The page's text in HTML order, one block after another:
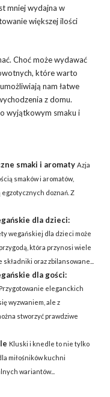
mniej wydajna w
większej ilości
Choć może wydawać
które warto
nam łatwe
z domu.
wyjątkowym smaku i
smaki i aromaty Azja
smaków i aromatów,
doznań. Z
dla dzieci:
wegańskiej dla dzieci może
która przynosi wiele
oraz zbilansowane...
dla gości:
Przygotowanie eleganckich
wyzwaniem, ale z
stworzyć prawdziwe
Kluski i knedle to nie tylko
miłośników kuchni
wariantów...